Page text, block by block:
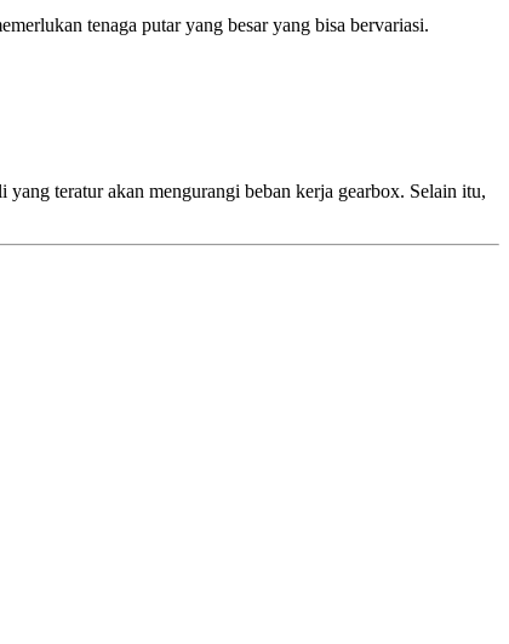
tenaga putar yang besar yang bisa bervariasi.
teratur akan mengurangi beban kerja gearbox. Selain itu,